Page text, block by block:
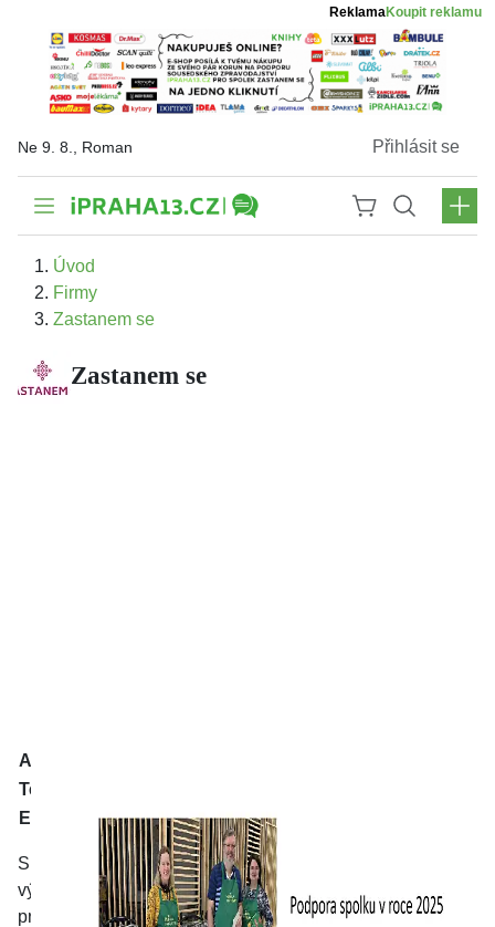
ReklamaKoupit reklamu
Ne 9. 8., Roman Přihlásit se
Úvod
Firmy
Zastanem se
Zastanem se
Adresa
Telefon
E-mail:
petr.naske@zastanemse.cz
Spolek občanů Prahy 13, kteří kteří si navzájem poskytují
výměnu informací a podporu v realizaci svých aktivit a
projektů podporujících růst aktivit občanské společnosti v